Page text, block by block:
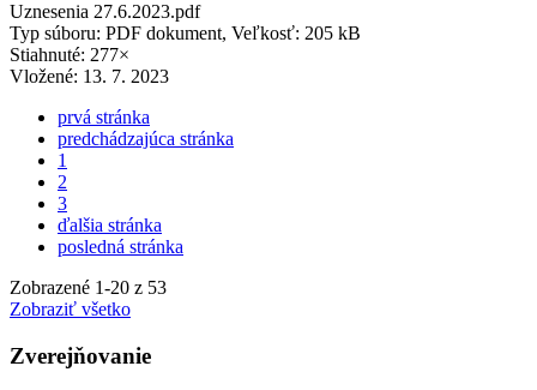
Uznesenia 27.6.2023.pdf
Typ súboru: PDF dokument, Veľkosť: 205 kB
Stiahnuté: 277×
Vložené: 13. 7. 2023
prvá stránka
predchádzajúca stránka
1
2
3
ďalšia stránka
posledná stránka
Zobrazené 1-20 z 53
Zobraziť všetko
Zverejňovanie